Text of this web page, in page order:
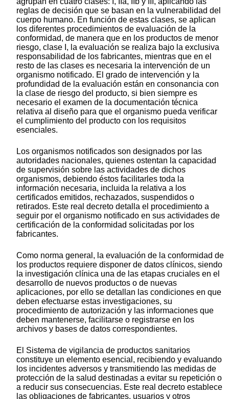
reglas de decisión que se basan en la vulnerabilidad del
cuerpo humano. En función de estas clases, se aplican
los diferentes procedimientos de evaluación de la
conformidad, de manera que en los productos de menor
riesgo, clase I, la evaluación se realiza bajo la exclusiva
responsabilidad de los fabricantes, mientras que en el
resto de las clases es necesaria la intervención de un
organismo notificado. El grado de intervención y la
profundidad de la evaluación están en consonancia con
la clase de riesgo del producto, si bien siempre es
necesario el examen de la documentación técnica
relativa al diseño para que el organismo pueda verificar
el cumplimiento del producto con los requisitos
esenciales.
Los organismos notificados son designados por las
autoridades nacionales, quienes ostentan la capacidad
de supervisión sobre las actividades de dichos
organismos, debiendo éstos facilitarles toda la
información necesaria, incluida la relativa a los
certificados emitidos, rechazados, suspendidos o
retirados. Este real decreto detalla el procedimiento a
seguir por el organismo notificado en sus actividades de
certificación de la conformidad solicitadas por los
fabricantes.
Como norma general, la evaluación de la conformidad de
los productos requiere disponer de datos clínicos, siendo
la investigación clínica una de las etapas cruciales en el
desarrollo de nuevos productos o de nuevas
aplicaciones, por ello se detallan las condiciones en que
deben efectuarse estas investigaciones, su
procedimiento de autorización y las informaciones que
deben mantenerse, facilitarse o registrarse en los
archivos y bases de datos correspondientes.
El Sistema de vigilancia de productos sanitarios
constituye un elemento esencial, recibiendo y evaluando
los incidentes adversos y transmitiendo las medidas de
protección de la salud destinadas a evitar su repetición o
a reducir sus consecuencias. Este real decreto establece
las obligaciones de fabricantes, usuarios y otros